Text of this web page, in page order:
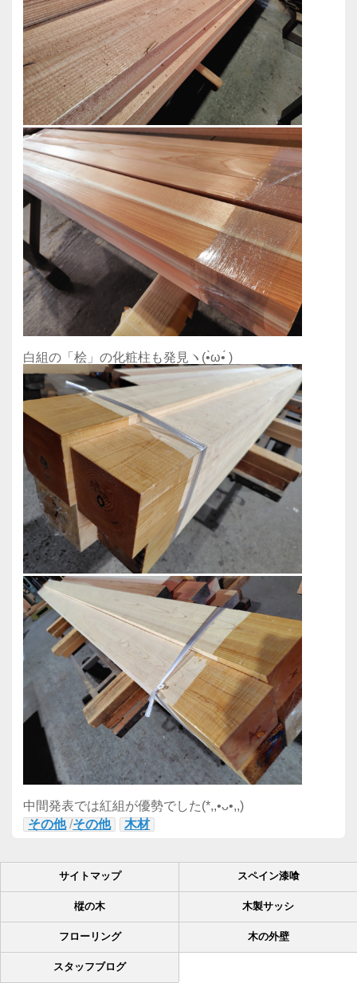
白組の「桧」の化粧柱も発見ヽ(•̀ω•́ )ゝ
中間発表では紅組が優勢でした(*,,•ᴗ•,,)
その他/その他 木材
サイトマップ スペイン漆喰
樅の木 木製サッシ
フローリング 木の外壁
スタッフブログ